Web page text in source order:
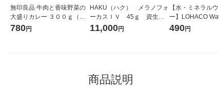
無印良品 牛肉と香味野菜の
大盛りカレー ３００ｇ（１
人前） 1セット（1袋×2） 良
780円
HAKU（ハク） メラノフォ
ーカスＩＶ 45ｇ 資生
堂 おまけ付き
11,000円
【水・ミネラル
ー】LOHACO
コウォーター）2L
490円
商品説明